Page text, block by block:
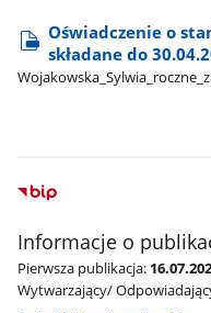
Oświadczenie o
składane do
Informacje o
Pierwsza publikacja:
Wytwarzający/